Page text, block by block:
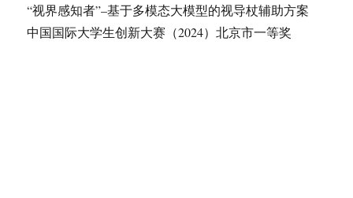
“视界感知者”–基于多模态大模型的视导杖辅助方案
中国国际大学生创新大赛（2024）北京市一等奖